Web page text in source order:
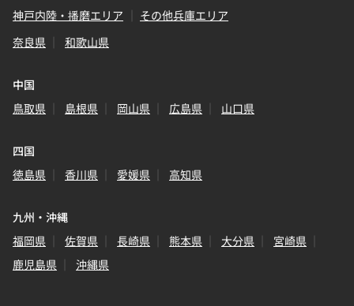
神戸内陸・播磨エリア
その他兵庫エリア
奈良県
和歌山県
中国
鳥取県
島根県 岡山県 広島県 山口県
四国
徳島県
香川県 愛媛県 高知県
九州・沖縄
福岡県
佐賀県 長崎県 熊本県 大分県
宮崎県
鹿児島県
沖縄県